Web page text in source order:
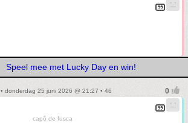
Speel mee met Lucky Day en win!
• donderdag 25 juni 2026 @ 21:27 • 46
capô de fusca